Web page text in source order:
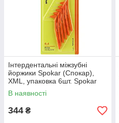
Інтердентальні міжзубні
йоржики Spokar (Спокар),
ХМL, упаковка 6шт. Spokar
В наявності
344 ₴